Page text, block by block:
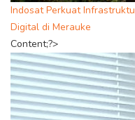
Indosat Perkuat
Digital di Merauke
Content;?>